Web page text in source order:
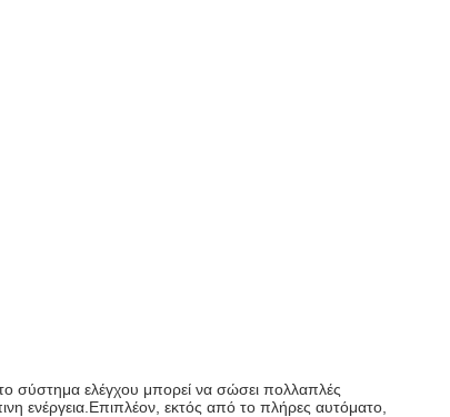
σύστημα ελέγχου μπορεί να σώσει πολλαπλές
ενέργεια.Επιπλέον, εκτός από το πλήρες αυτόματο,